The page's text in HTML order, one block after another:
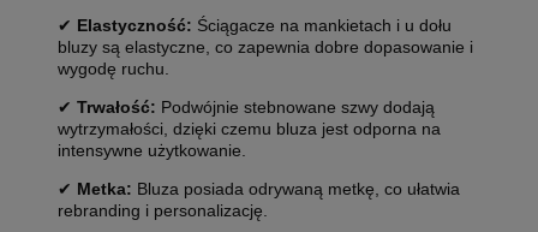
✔ Elastyczność: Ściągacze na mankietach i u dołu
bluzy są elastyczne, co zapewnia dobre dopasowanie i
wygodę ruchu.
✔ Trwałość: Podwójnie stebnowane szwy dodają
wytrzymałości, dzięki czemu bluza jest odporna na
intensywne użytkowanie.
✔ Metka: Bluza posiada odrywaną metkę, co ułatwia
rebranding i personalizację.